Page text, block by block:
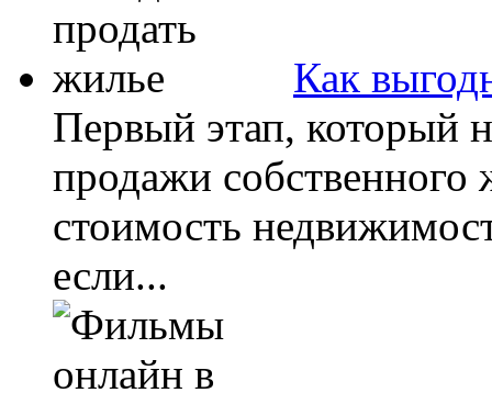
Как
Первый этап, который
продажи собственного
стоимость
если...